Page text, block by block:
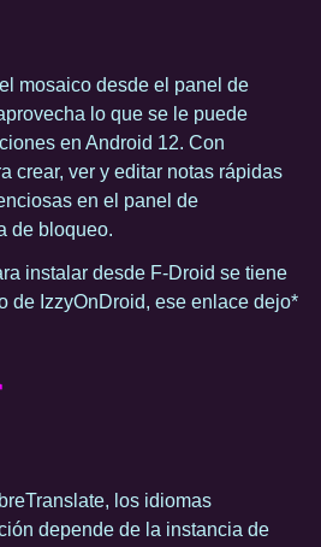
mosaico desde el panel de
lo que se le puede
en Android 12. Con
crear, ver y editar notas rápidas
en el panel de
de bloqueo.
instalar desde F-Droid se tiene
de IzzyOnDroid, ese enlace dejo*
los idiomas
depende de la instancia de